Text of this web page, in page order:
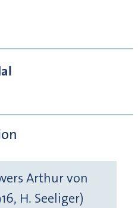
Arthur von
H. Seeliger)